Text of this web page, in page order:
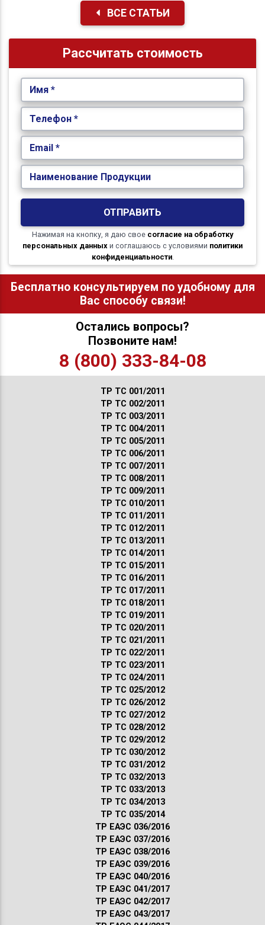
ВСЕ СТАТЬИ
Рассчитать стоимость
Имя *
Телефон *
Email *
Наименование Продукции
ОТПРАВИТЬ
Нажимая на кнопку, я даю свое согласие на обработку
персональных данных и соглашаюсь с условиями политики
конфиденциальности.
Бесплатно консультируем по удобному для
Вас способу связи!
Остались вопросы?
Позвоните нам!
8 (800) 333-84-08
ТР ТС 001/2011
ТР ТС 002/2011
ТР ТС 003/2011
ТР ТС 004/2011
ТР ТС 005/2011
ТР ТС 006/2011
ТР ТС 007/2011
ТР ТС 008/2011
ТР ТС 009/2011
ТР ТС 010/2011
ТР ТС 011/2011
ТР ТС 012/2011
ТР ТС 013/2011
ТР ТС 014/2011
ТР ТС 015/2011
ТР ТС 016/2011
ТР ТС 017/2011
ТР ТС 018/2011
ТР ТС 019/2011
ТР ТС 020/2011
ТР ТС 021/2011
ТР ТС 022/2011
ТР ТС 023/2011
ТР ТС 024/2011
ТР ТС 025/2012
ТР ТС 026/2012
ТР ТС 027/2012
ТР ТС 028/2012
ТР ТС 029/2012
ТР ТС 030/2012
ТР ТС 031/2012
ТР ТС 032/2013
ТР ТС 033/2013
ТР ТС 034/2013
ТР ТС 035/2014
ТР ЕАЭС 036/2016
ТР ЕАЭС 037/2016
ТР ЕАЭС 038/2016
ТР ЕАЭС 039/2016
ТР ЕАЭС 040/2016
ТР ЕАЭС 041/2017
ТР ЕАЭС 042/2017
ТР ЕАЭС 043/2017